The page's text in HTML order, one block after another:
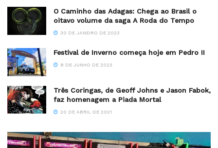
O Caminho das Adagas: Chega ao Brasil o
oitavo volume da saga A Roda do Tempo
30 DE JANEIRO DE 2023
Festival de Inverno começa hoje em Pedro II
8 DE JUNHO DE 2023
Três Coringas, de Geoff Johns e Jason Fabok,
faz homenagem a Piada Mortal
20 DE ABRIL DE 2021